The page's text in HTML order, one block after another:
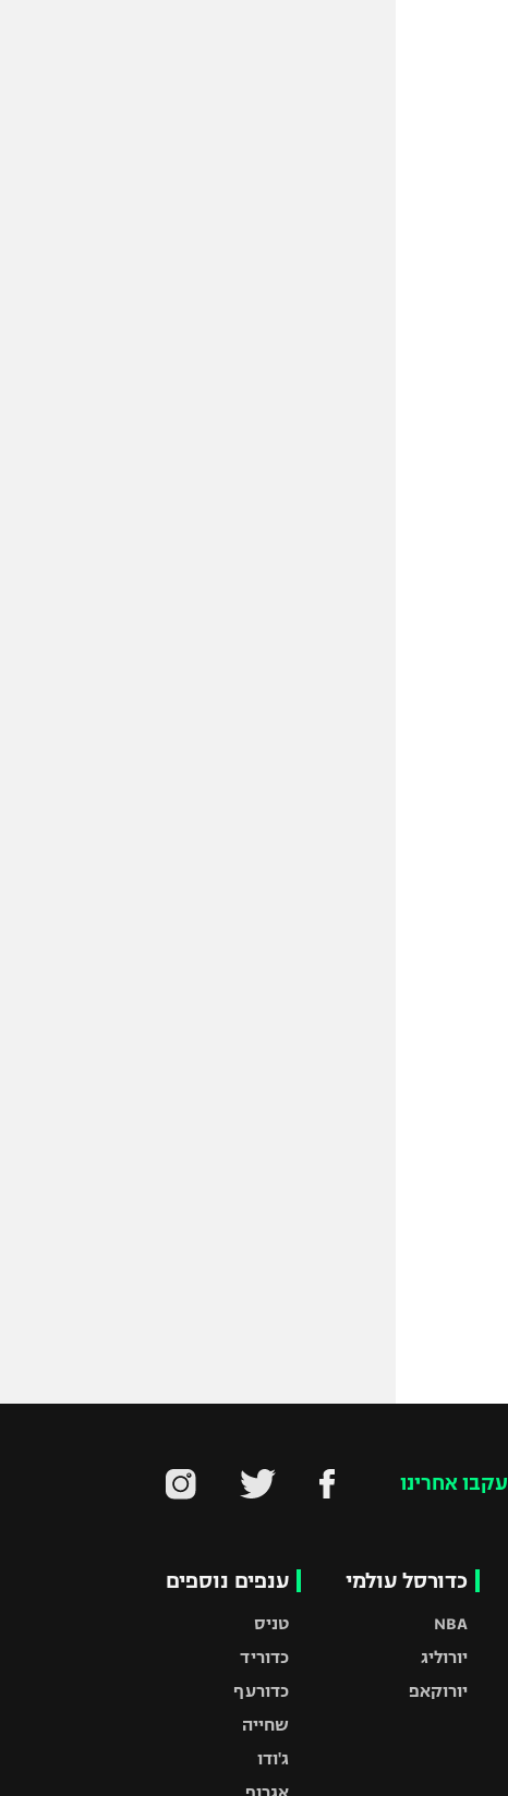
עקבו אחרינו
כדורסל עולמי
NBA
יורוליג
יורוקאפ
ענפים נוספים
טניס
כדוריד
כדורעף
שחייה
ג'ודו